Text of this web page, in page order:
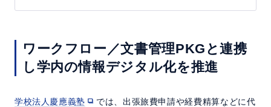
価格
ワークフロー／文書管理PKGと連携
し学内の情報デジタル化を推進
学校法人慶應義塾
では、出張旅費申請や経費精算などに代